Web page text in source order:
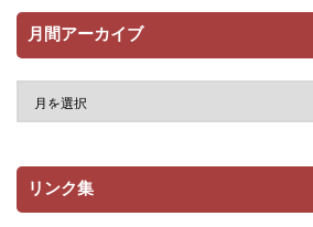
月間アーカイブ
リンク集